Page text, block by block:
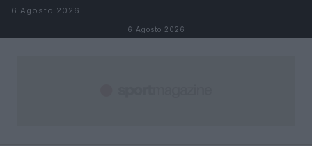
Salta al contenuto
6 Agosto 2026
6 Agosto 2026